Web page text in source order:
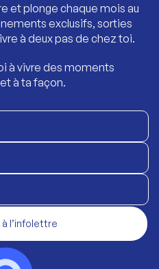
et plonge chaque mois au
exclusifs, sorties
à deux pas de chez toi.
à vivre des moments
à ta façon.
à l’infolettre